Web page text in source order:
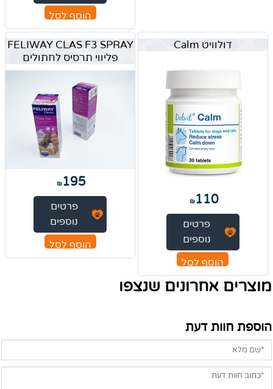
הוסף לסל
דולוויט Calm
₪110
פרטים
נוספים
הוסף לסל
FELIWAY CLAS F3 SPRAY
פליווי תרסיס לחתולים
₪195
פרטים
נוספים
הוסף לסל
מוצרים אחרונים שנצפו
הוספת חוות דעת